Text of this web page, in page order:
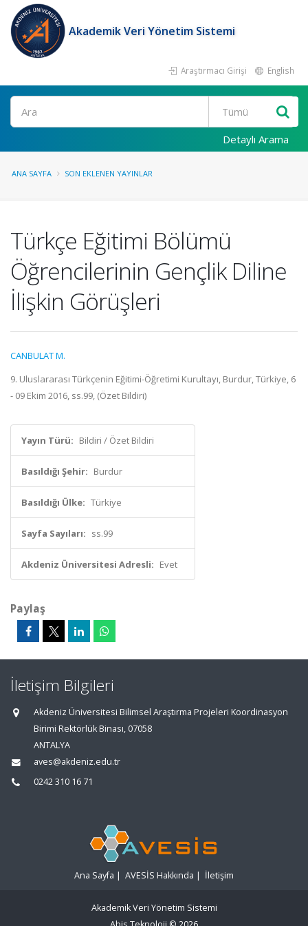
Akademik Veri Yönetim Sistemi
Araştırmacı Girişi English
Ara
Detaylı Arama
ANA SAYFA SON EKLENEN YAYINLAR
Türkçe Eğitimi Bölümü
Öğrencilerinin Gençlik Diline
İlişkin Görüşleri
CANBULAT M.
9. Uluslararası Türkçenin Eğitimi-Öğretimi Kurultayı, Burdur, Türkiye, 6
- 09 Ekim 2016, ss.99, (Özet Bildiri)
Yayın Türü: Bildiri / Özet Bildiri
Basıldığı Şehir: Burdur
Basıldığı Ülke: Türkiye
Sayfa Sayıları: ss.99
Akdeniz Üniversitesi Adresli: Evet
Paylaş
İletişim Bilgileri
Akdeniz Üniversitesi Bilimsel Araştırma Projeleri Koordinasyon
Birimi Rektörlük Binası, 07058
ANTALYA
aves@akdeniz.edu.tr
0242 310 16 71
Ana Sayfa | AVESİS Hakkında | İletişim
Akademik Veri Yönetim Sistemi